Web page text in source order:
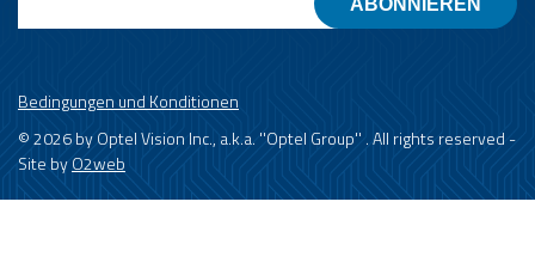
Bedingungen und Konditionen
© 2026 by Optel Vision Inc., a.k.a. ''Optel Group'' . All rights reserved -
Site byO2web